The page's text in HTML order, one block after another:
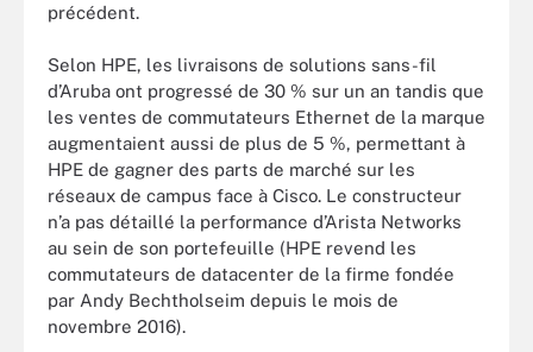
précédent.
Selon HPE, les livraisons de solutions sans-fil
d’Aruba ont progressé de 30 % sur un an tandis que
les ventes de commutateurs Ethernet de la marque
augmentaient aussi de plus de 5 %, permettant à
HPE de gagner des parts de marché sur les
réseaux de campus face à Cisco. Le constructeur
n’a pas détaillé la performance d’Arista Networks
au sein de son portefeuille (HPE revend les
commutateurs de datacenter de la firme fondée
par Andy Bechtholseim depuis le mois de
novembre 2016).